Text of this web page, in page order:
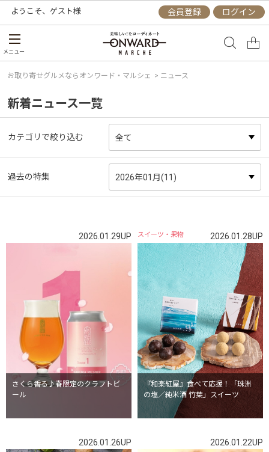
ようこそ、 ゲスト様 会員登録 ログイン
メニュー
お取り寄せグルメならオンワード・マルシェ > ニュース
新着ニュース一覧
カテゴリで絞り込む
過去の特集
さくら香る♪春限定のクラフトビ
ール
2026.01.29UP
『和楽紅屋』食べて応援！「珠洲
の塩／純米酒 竹葉」スイーツ
スイーツ・果物 2026.01.28UP
2026.01.26UP 2026.01.22UP